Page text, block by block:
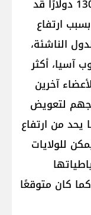
توقعت أن سعر برميل النفط البالغ 130 دولارًا قد
ارتفاع
الناشئة،
آسيا، أكثر
آخرين
لتعويض
يحد من ارتفاع
للولايات
كان متوقعًا